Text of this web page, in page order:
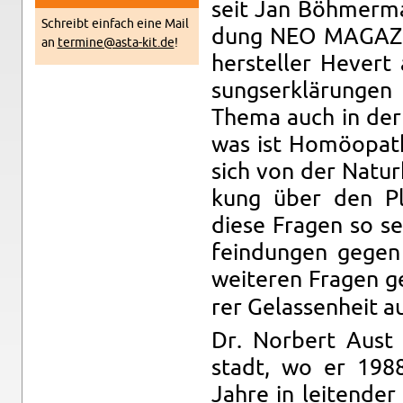
Schreibt ein­fach eine Mail
an termine@​asta-​kit.​de!
seit Jan
dung NEO
her­stel­ler
Thema auch in
was ist
sich von der
kung über den
diese Fra­gen so
fein­dun­gen
wei­te­ren Fra­gen
rer Ge­las­sen­heit
Dr. Nor­bert Aust
stadt, wo er
Jahre in lei­ten­der